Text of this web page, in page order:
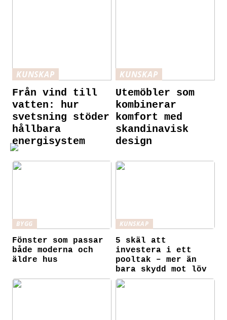
KUNSKAP
Från vind till
vatten: hur
svetsning stöder
hållbara
energisystem
KUNSKAP
Utemöbler som
kombinerar
komfort med
skandinavisk
design
BYGG
Fönster som passar
både moderna och
äldre hus
KUNSKAP
5 skäl att
investera i ett
pooltak – mer än
bara skydd mot löv